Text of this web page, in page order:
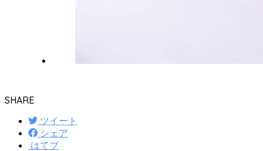
SHARE
ツイート
シェア
はてブ